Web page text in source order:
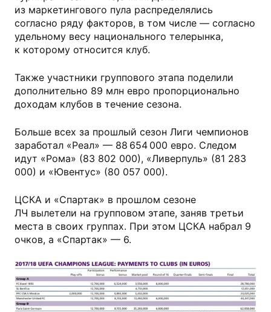
из маркетингового пула распределялись
согласно ряду факторов, в том числе — согласно
удельному весу национального телерынка,
к которому относится клуб.
Также участники группового этапа поделили
дополнительно 89 млн евро пропорционально
доходам клубов в течение сезона.
Больше всех за прошлый сезон Лиги чемпионов
заработал «Реал» — 88 654 000 евро. Следом
идут «Рома» (83 802 000), «Ливерпуль» (81 283
000) и «Ювентус» (80 057 000).
ЦСКА и «Спартак» в прошлом сезоне
ЛЧ вылетели на групповом этапе, заняв третьи
места в своих группах. При этом ЦСКА набрал 9
очков, а «Спартак» — 6.